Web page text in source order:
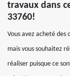
travaux dans
33760!
Vous avez acheté des
mais vous souhaitez
réaliser puisque ce